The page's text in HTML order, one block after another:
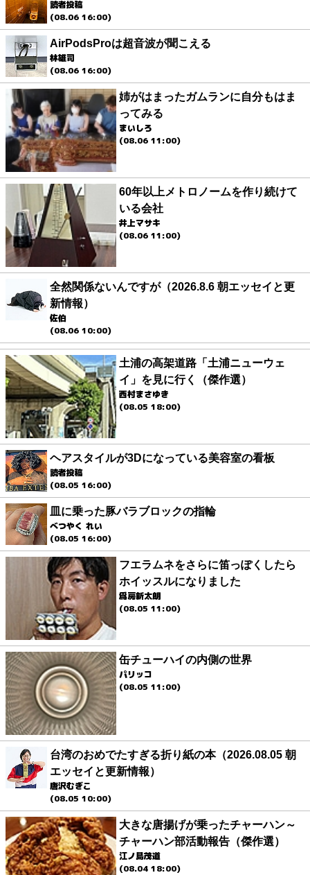
読者投稿
(08.06 16:00)
AirPodsProは超音波が聞こえる
林雄司
(08.06 16:00)
姉がはまったガムランに自分もはま
ってみる
まいしろ
(08.06 11:00)
60年以上メトロノームを作り続けて
いる会社
井上マサキ
(08.06 11:00)
全然関係ないんですが（2026.8.6 朝エッセイと更
新情報）
佐伯
(08.06 10:00)
土浦の高架道路「土浦ニューウェ
イ」を見に行く（傑作選）
西村まさゆき
(08.05 18:00)
ヘアスタイルが3Dになっている美容室の看板
読者投稿
(08.05 16:00)
皿に乗った豚バラブロックの指輪
べつやく れい
(08.05 16:00)
フエラムネをさらに笛っぽくしたら
ホイッスルになりました
爲房新太朗
(08.05 11:00)
缶チューハイの内側の世界
パリッコ
(08.05 11:00)
台湾のおめでたすぎる折り紙の本（2026.08.05 朝
エッセイと更新情報）
唐沢むぎこ
(08.05 10:00)
大きな唐揚げが乗ったチャーハン～
チャーハン部活動報告（傑作選）
江ノ島茂道
(08.04 18:00)